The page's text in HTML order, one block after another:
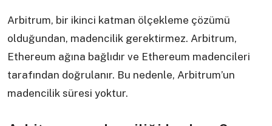
Arbitrum, bir ikinci katman ölçekleme çözümü
olduğundan, madencilik gerektirmez. Arbitrum,
Ethereum ağına bağlıdır ve Ethereum madencileri
tarafından doğrulanır. Bu nedenle, Arbitrum’un
madencilik süresi yoktur.